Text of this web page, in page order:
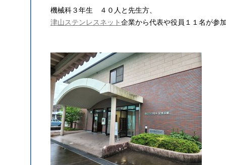
機械科３年生 ４０人と先生方、
津山ステンレスネット企業から代表や役員１１名が参